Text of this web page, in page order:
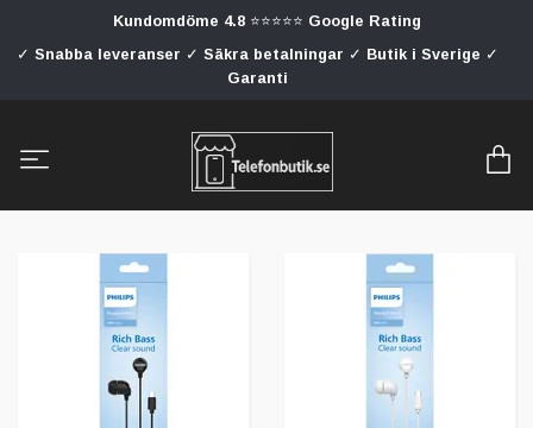
Kundomdöme 4.8 ⭐⭐⭐⭐⭐ Google Rating
✓ Snabba leveranser ✓ Säkra betalningar ✓ Butik i Sverige ✓
Garanti